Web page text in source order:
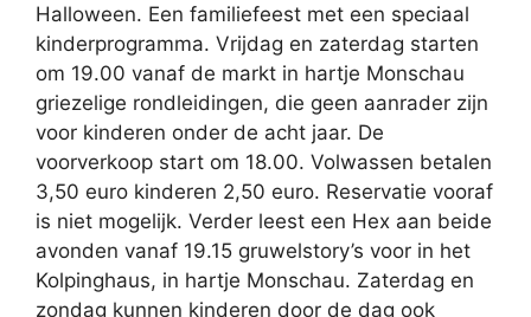
Halloween. Een familiefeest met een speciaal
kinderprogramma. Vrijdag en zaterdag starten
om 19.00 vanaf de markt in hartje Monschau
griezelige rondleidingen, die geen aanrader zijn
voor kinderen onder de acht jaar. De
voorverkoop start om 18.00. Volwassen betalen
3,50 euro kinderen 2,50 euro. Reservatie vooraf
is niet mogelijk. Verder leest een Hex aan beide
avonden vanaf 19.15 gruwelstory’s voor in het
Kolpinghaus, in hartje Monschau. Zaterdag en
zondag kunnen kinderen door de dag ook